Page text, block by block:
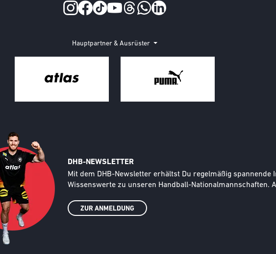
Hauptpartner & Ausrüster
DHB-NEWSLETTER
Text
Mit dem DHB-Newsletter erhältst Du regelmäßig spannende
Wissenswerte zu unseren Handball-Nationalmannschaften.
ZUR ANMELDUNG